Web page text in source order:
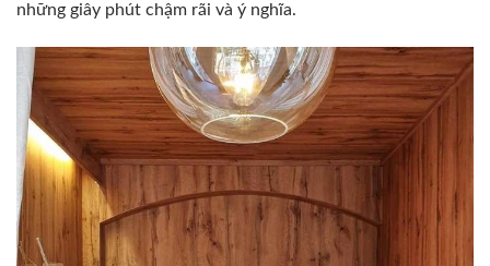
những giây phút chậm rãi và ý nghĩa.